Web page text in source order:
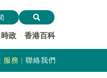
時政 香港百科
服務 聯絡我們